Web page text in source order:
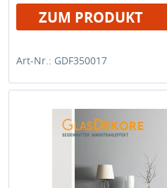
ZUM PRODUKT
Art-Nr.: GDF350017